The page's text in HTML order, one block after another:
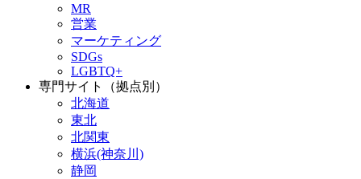
MR
営業
マーケティング
SDGs
LGBTQ+
専門サイト（拠点別）
北海道
東北
北関東
横浜(神奈川)
静岡